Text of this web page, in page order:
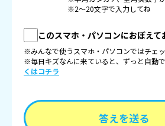
※2〜20文字で入力してね
このスマホ・パソコンにおぼえて
※みんなで使うスマホ・パソコンではチェ
※毎日キズなんに来ていると、ずっと自動で
くはコチラ
答えを送る